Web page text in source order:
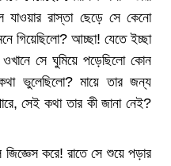
রাস্তা ছেড়ে সে কেনো
গিয়েছিলো? আচ্ছা! যেতে ইচ্ছা
সে ঘুমিয়ে পড়েছিলো কোন
ভুলেছিলো? মায়ে তার জন্য
সেই কথা তার কী জানা নেই?
করে! রাতে সে শুয়ে পড়ার